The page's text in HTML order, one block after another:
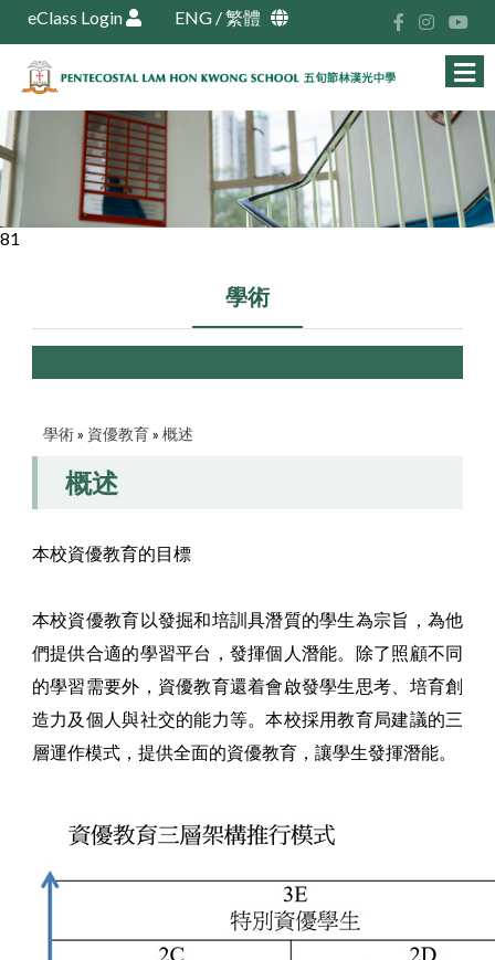
eClass Login ENG /繁體
81
學術
學術» 資優教育» 概述
概述
本校資優教育的目標
本校資優教育以發掘和培訓具潛質的學生為宗旨，為他
們提供合適的學習平台，發揮個人潛能。除了照顧不同
的學習需要外，資優教育還着會啟發學生思考、培育創
造力及個人與社交的能力等。本校採用教育局建議的三
層運作模式，提供全面的資優教育，讓學生發揮潛能。